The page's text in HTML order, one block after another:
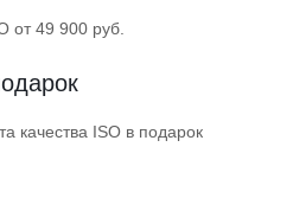
от 49 900 руб.
качества ISO в подарок